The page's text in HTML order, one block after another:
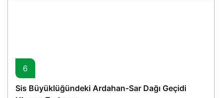
6
Sis Büyüklüğündeki Ardahan-Sar Dağı Geçidi